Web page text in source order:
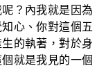
？內我就是因為
心、你對這個五
的執著，對於身
就是我見的一個